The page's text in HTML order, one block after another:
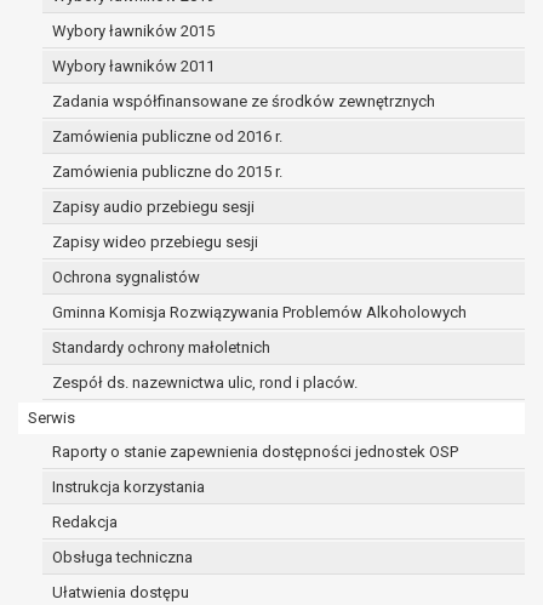
Wybory ławników 2015
Wybory ławników 2011
Zadania współfinansowane ze środków zewnętrznych
Zamówienia publiczne od 2016 r.
Zamówienia publiczne do 2015 r.
Zapisy audio przebiegu sesji
Zapisy wideo przebiegu sesji
Ochrona sygnalistów
Gminna Komisja Rozwiązywania Problemów Alkoholowych
Standardy ochrony małoletnich
Zespół ds. nazewnictwa ulic, rond i placów.
Serwis
Raporty o stanie zapewnienia dostępności jednostek OSP
Instrukcja korzystania
Redakcja
Obsługa techniczna
Ułatwienia dostępu
celu wywiązania się z obowiązku
prawo do żądania ograniczenia
przetwarzania danych osobowych na
podstawie art. 18 RODO, w przypadku gdy:
osoba, której dane dotyczą
kwestionuje prawidłowość danych
osobowych – na okres pozwalający
administratorowi sprawdzić
przetwarzanie danych jest niezgodne
z prawem, a osoba, której dane
dotyczą, sprzeciwia się usunięciu
danych, żądając w zamian ich
ograniczenia,
danych dla swoich celów, ale osoba,
której dane dotyczą, potrzebuje ich do
ustalenia, obrony lub dochodzenia
roszczeń,
osoba, której dane dotyczą, wniosła
sprzeciw wobec przetwarzania